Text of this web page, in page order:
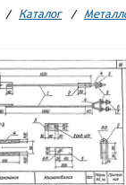
/ Каталог /